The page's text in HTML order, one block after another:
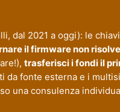
dal 2021 a oggi): le
il firmware non
trasferisci i fondi il
da fonte esterna e i
una consulenza